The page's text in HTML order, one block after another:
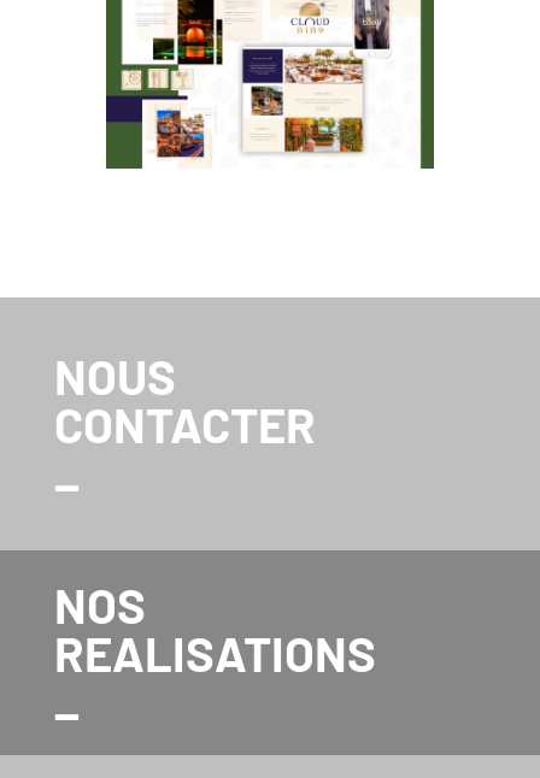
BÂOLI
NOUS
CONTACTER
_
NOS
REALISATIONS
_